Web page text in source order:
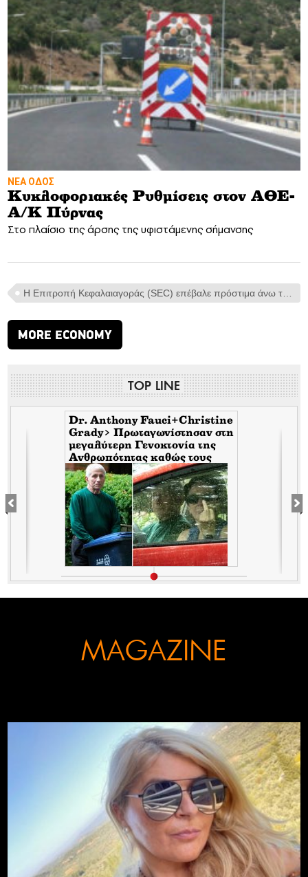
ΝΕΑ ΟΔΟΣ
Κυκλοφοριακές Ρυθμίσεις στον ΑΘΕ-
Α/Κ Πύρνας
Στο πλαίσιο της άρσης της υφιστάμενης σήμανσης
H Eπιτροπή Κεφαλαιαγοράς (SEC) επέβαλε πρόστιμα άνω των 25 εκατομμυρίων δολαρίων στις Vanguard και Empower
MORE ECONOMY
TOP LINE
Dr. Anthony Fauci+Christine
Grady> Πρωταγωνίστησαν στη
μεγαλύτερη Γενοκτονία της
Ανθρωπότητας καθώς τους
κάλυπταν οι μηντιακές
ερπύστριες του deep state.
Τώρα η σύζυγος υψώνει το
δάχτυλο στους φωτορεπόρτερ
MAGAZINE